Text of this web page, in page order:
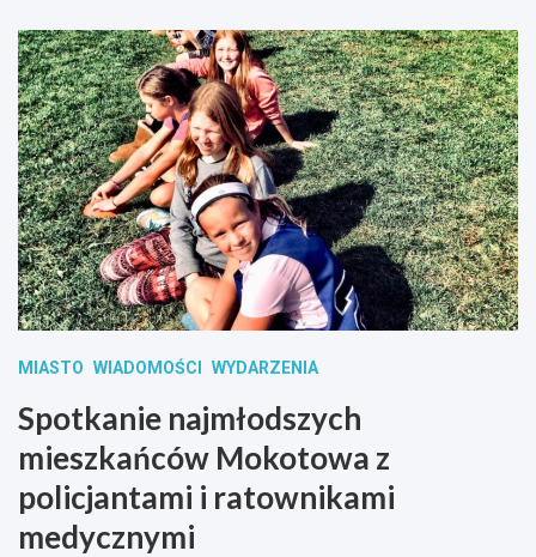
MIASTO WIADOMOŚCI WYDARZENIA
Spotkanie najmłodszych
mieszkańców Mokotowa z
policjantami i ratownikami
medycznymi